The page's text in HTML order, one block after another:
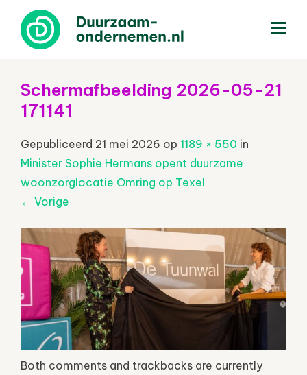
Schermafbeelding 2026-05-21
171141
Gepubliceerd 21 mei 2026 op 1189 × 550 in
Minister Sophie Hermans opent duurzame
woonzorglocatie Omring op Texel
← Vorige
Both comments and trackbacks are currently